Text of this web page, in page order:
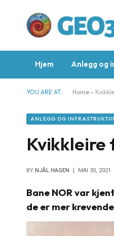
Hjem Anlegg og
YOU ARE AT: Home »
ANLEGG OG
Kvikkleire
BY NJÅL HAGEN MAI 30, 2021
Bane NOR var
de er mer